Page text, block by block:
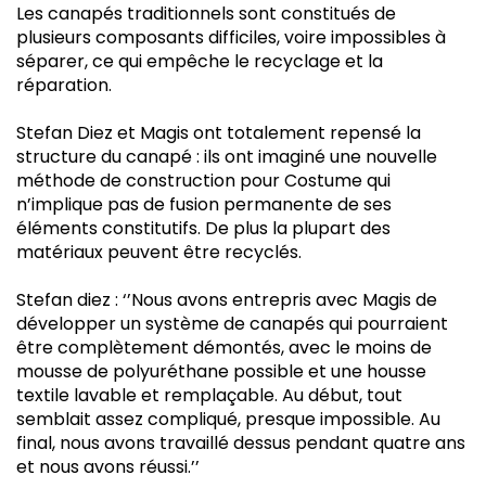
Les canapés traditionnels sont constitués de
plusieurs composants difficiles, voire impossibles à
séparer, ce qui empêche le recyclage et la
réparation.
Stefan Diez et Magis ont totalement repensé la
structure du canapé : ils ont imaginé une nouvelle
méthode de construction pour Costume qui
n’implique pas de fusion permanente de ses
éléments constitutifs. De plus la plupart des
matériaux peuvent être recyclés.
Stefan diez : ‘’Nous avons entrepris avec Magis de
développer un système de canapés qui pourraient
être complètement démontés, avec le moins de
mousse de polyuréthane possible et une housse
textile lavable et remplaçable. Au début, tout
semblait assez compliqué, presque impossible. Au
final, nous avons travaillé dessus pendant quatre ans
et nous avons réussi.’’